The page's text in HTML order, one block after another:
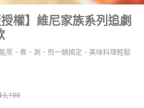
授權】維尼家族系列追劇
蒸、煮、涮、煎一鍋搞定，美味料理輕鬆